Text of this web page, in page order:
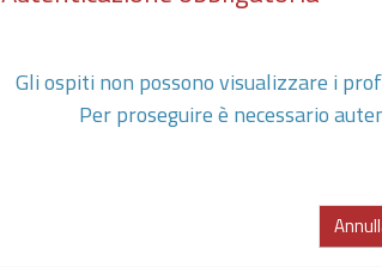
Gli ospiti non possono visualizzare i
Per proseguire è necessario